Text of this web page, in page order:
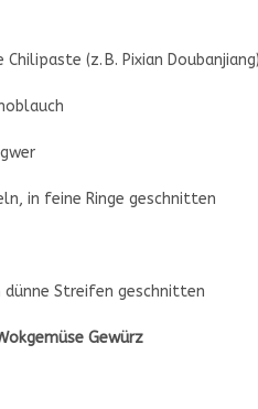
(z. B. Pixian Doubanjiang)
in feine Ringe geschnitten
dünne Streifen geschnitten
Gewürz